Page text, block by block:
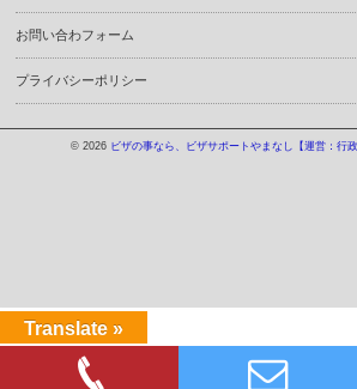
お問い合わフォーム
プライバシーポリシー
© 2026 ビザの事なら、ビザサポートやまなし【運営：行
Translate »